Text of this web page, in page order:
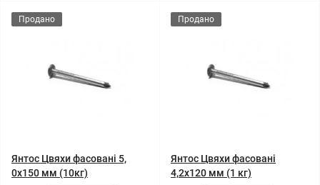
Продано
Янтос Цвяхи фасовані 5,
0x150 мм (10кг)
Продано
Янтос Цвяхи фасовані
4,2x120 мм (1 кг)